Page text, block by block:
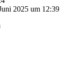
2025 um 12:39